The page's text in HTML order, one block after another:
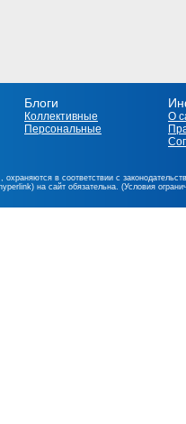
Блоги
Коллективные
Персональные
О
в соответствии с
на сайт обязательна. (Условия